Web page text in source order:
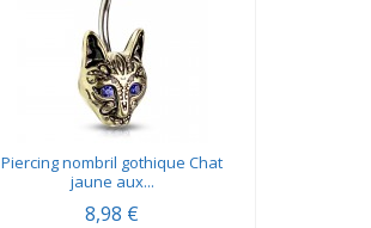
Piercing nombril gothique Chat
jaune aux...
8,98 €